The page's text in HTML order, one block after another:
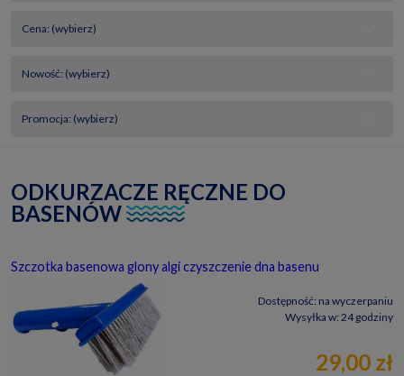
Cena: (wybierz)
Nowość: (wybierz)
Promocja: (wybierz)
ODKURZACZE RĘCZNE DO
BASENÓW
Szczotka basenowa glony algi czyszczenie dna basenu
Dostępność: na wyczerpaniu
Wysyłka w: 24 godziny
29,00 zł